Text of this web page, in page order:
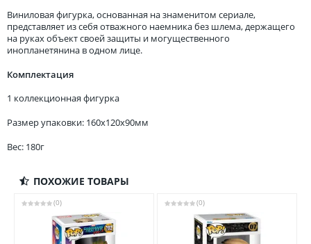
Виниловая фигурка, основанная на знаменитом сериале,
представляет из себя отважного наемника без шлема, держащего
на руках объект своей защиты и могущественного
инопланетянина в одном лице.
Комплектация
1 коллекционная фигурка
Размер упаковки: 160x120x90мм
Вес: 180г
ПОХОЖИЕ ТОВАРЫ
(0) (0)